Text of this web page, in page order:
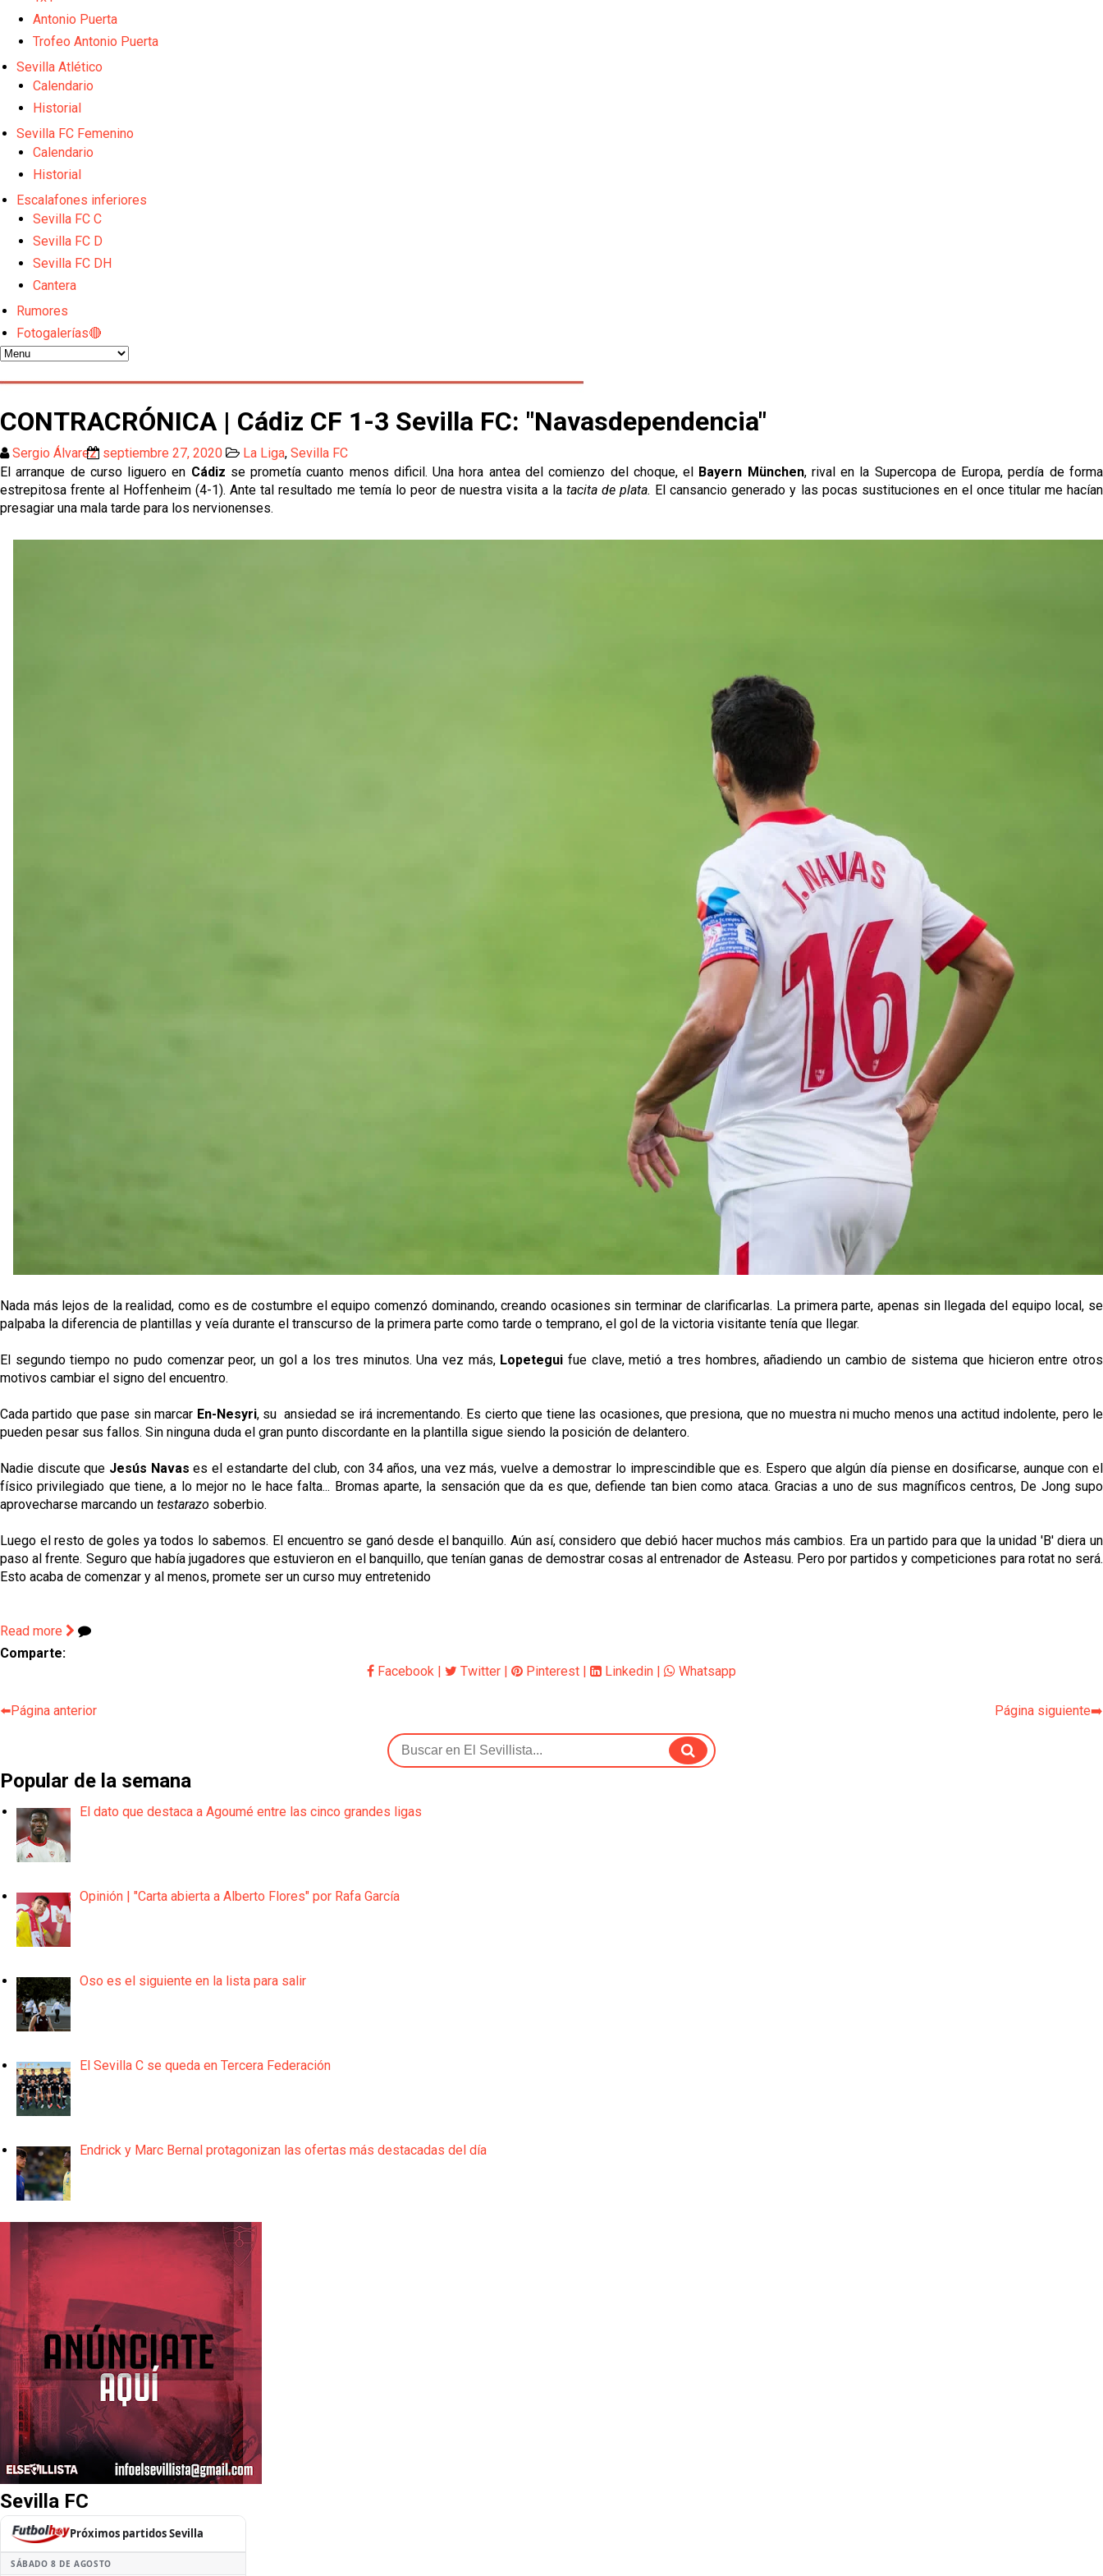
Opinión | "Carta abierta a Alberto Flores" por Rafa García
Análisis I Quién es y cómo juega Fran González
El Sevilla Juvenil A última detalles en Canarias para su debut en la Cantalejo Province Cup
Antonio Puerta
Trofeo Antonio Puerta
Sevilla Atlético
Calendario
Historial
Sevilla FC Femenino
Calendario
Historial
Escalafones inferiores
Sevilla FC C
Sevilla FC D
Sevilla FC DH
Cantera
Rumores
Fotogalerías🔴
CONTRACRÓNICA | Cádiz CF 1-3 Sevilla FC: "Navasdependencia"
Sergio Álvarez septiembre 27, 2020 La Liga, Sevilla FC
El arranque de curso liguero en Cádiz se prometía cuanto menos dificil. Una hora antea del comienzo del choque, el Bayern München, rival en la Supercopa de Europa, perdía de forma
estrepitosa frente al Hoffenheim (4-1). Ante tal resultado me temía lo peor de nuestra visita a latacita de plata. El cansancio generado y las pocas sustituciones en el once titular me hacían
presagiar una mala tarde para los nervionenses.
Nada más lejos de la realidad, como es de costumbre el equipo comenzó dominando, creando ocasiones sin terminar de clarificarlas. La primera parte, apenas sin llegada del equipo local, se
palpaba la diferencia de plantillas y veía durante el transcurso de la primera parte como tarde o temprano, el gol de la victoria visitante tenía que llegar.
El segundo tiempo no pudo comenzar peor, un gol a los tres minutos. Una vez más, Lopetegui fue clave, metió a tres hombres, añadiendo un cambio de sistema que hicieron entre otros
motivos cambiar el signo del encuentro.
Cada partido que pase sin marcar En-Nesyri, su ansiedad se irá incrementando. Es cierto que tiene las ocasiones, que presiona, que no muestra ni mucho menos una actitud indolente, pero le
pueden pesar sus fallos. Sin ninguna duda el gran punto discordante en la plantilla sigue siendo la posición de delantero.
Nadie discute que Jesús Navases el estandarte del club, con 34 años, una vez más, vuelve a demostrar lo imprescindible que es. Espero que algún día piense en dosificarse, aunque con el
físico privilegiado que tiene, a lo mejor no le hace falta... Bromas aparte, la sensación que da es que, defiende tan bien como ataca. Gracias a uno de sus magníficos centros, De Jong supo
aprovecharse marcando un testarazo soberbio.
Luego el resto de goles ya todos lo sabemos. El encuentro se ganó desde el banquillo. Aún así, considero que debió hacer muchos más cambios. Era un partido para que la unidad 'B' diera un
paso al frente. Seguro que había jugadores que estuvieron en el banquillo, que tenían ganas de demostrar cosas al entrenador de Asteasu. Pero por partidos y competiciones para rotat no será.
Esto acaba de comenzar y al menos, promete ser un curso muy entretenido
Read more
Comparte:
Facebook | Twitter | Pinterest | Linkedin | Whatsapp
⬅️Página anterior Página siguiente➡️
Popular de la semana
El dato que destaca a Agoumé entre las cinco grandes ligas
Opinión | "Carta abierta a Alberto Flores" por Rafa García
Oso es el siguiente en la lista para salir
El Sevilla C se queda en Tercera Federación
Endrick y Marc Bernal protagonizan las ofertas más destacadas del día
Sevilla FC